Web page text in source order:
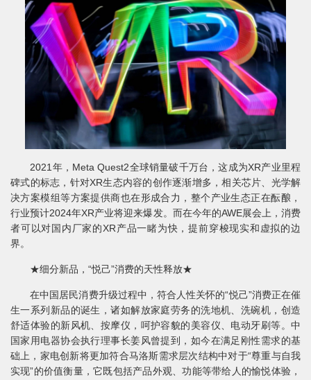
2021年，Meta Quest2全球销量破千万台，这成为XR产业里程
碑式的标志，针对XR生态内容的创作逐渐增多，相关芯片、光学解
决方案模组等方案提供商也在形成合力，整个产业生态正在酝酿，
行业预计2024年XR产业将迎来爆发。而在今年的AWE展会上，消费
者可以对国内厂家的XR产品一睹为快，提前穿梭现实和虚拟的边
界。
★细分新品，“悦己”消费的天性释放★
在中国居民消费升级过程中，符合人性关怀的“悦己”消费正在催
生一系列新品的诞生，诸如解放家庭劳务的洗地机、洗碗机，创造
舒适体验的新风机、按摩仪，呵护容貌的美容仪、电动牙刷等。中
国家用电器协会执行理事长姜风曾提到，如今在满足刚性需求的基
础上，家电创新将更加符合马洛斯需求层次结构中对于“尊重与自我
实现”的价值衡量，它既包括产品外观、功能等带给人的愉悦体验，